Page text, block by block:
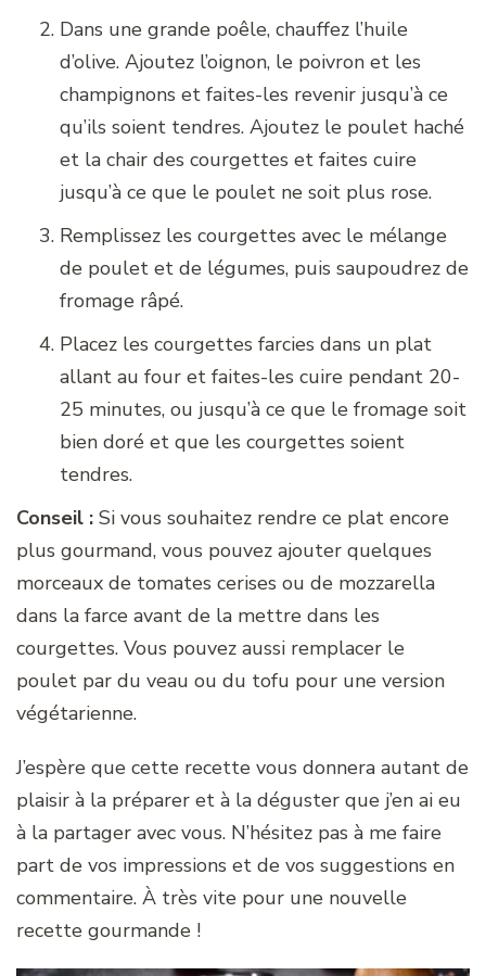
Dans une grande poêle, chauffez l’huile
d’olive. Ajoutez l’oignon, le poivron et les
champignons et faites-les revenir jusqu’à ce
qu’ils soient tendres. Ajoutez le poulet haché
et la chair des courgettes et faites cuire
jusqu’à ce que le poulet ne soit plus rose.
Remplissez les courgettes avec le mélange
de poulet et de légumes, puis saupoudrez de
fromage râpé.
Placez les courgettes farcies dans un plat
allant au four et faites-les cuire pendant 20-
25 minutes, ou jusqu’à ce que le fromage soit
bien doré et que les courgettes soient
tendres.
Conseil : Si vous souhaitez rendre ce plat encore
plus gourmand, vous pouvez ajouter quelques
morceaux de tomates cerises ou de mozzarella
dans la farce avant de la mettre dans les
courgettes. Vous pouvez aussi remplacer le
poulet par du veau ou du tofu pour une version
végétarienne.
J’espère que cette recette vous donnera autant de
plaisir à la préparer et à la déguster que j’en ai eu
à la partager avec vous. N’hésitez pas à me faire
part de vos impressions et de vos suggestions en
commentaire. À très vite pour une nouvelle
recette gourmande !